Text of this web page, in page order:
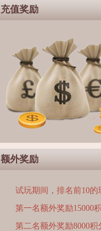
充值奖励
额外奖励
试玩期间，排名前10
第一名额外奖励15000
第二名额外奖励8000积